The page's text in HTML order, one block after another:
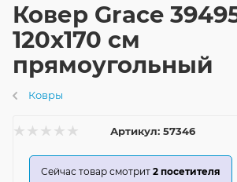
Ковер Grace
120x170 см
прямоугольный
Ковры
Артикул: 57346
Сейчас товар смотрит 2 посетителя